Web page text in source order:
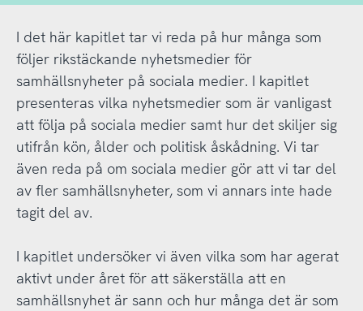
I det här kapitlet tar vi reda på hur många som
följer rikstäckande nyhetsmedier för
samhällsnyheter på sociala medier. I kapitlet
presenteras vilka nyhetsmedier som är vanligast
att följa på sociala medier samt hur det skiljer sig
utifrån kön, ålder och politisk åskådning. Vi tar
även reda på om sociala medier gör att vi tar del
av fler samhällsnyheter, som vi annars inte hade
tagit del av.
I kapitlet undersöker vi även vilka som har agerat
aktivt under året för att säkerställa att en
samhällsnyhet är sann och hur många det är som